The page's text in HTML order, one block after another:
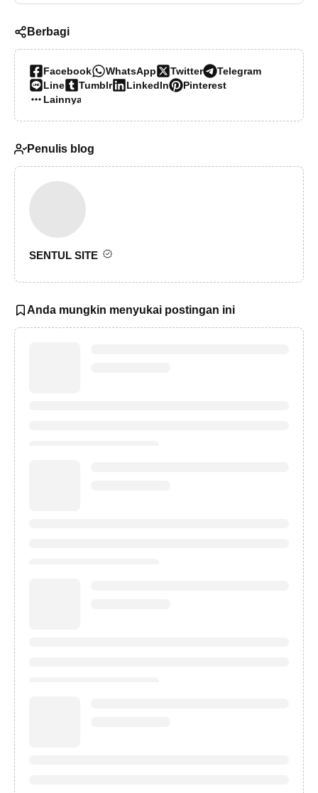
Berbagi
Facebook WhatsApp Twitter
Telegram
Line
Tumblr LinkedIn
Pinterest
Lainnya…
Penulis blog
SENTUL SITE
Anda mungkin menyukai postingan ini